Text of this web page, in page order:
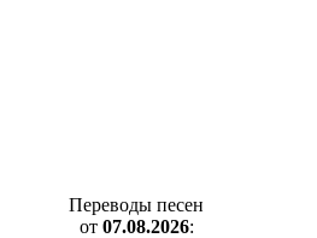
Переводы песен
от 07.08.2026: